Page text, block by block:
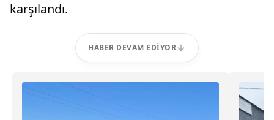
karşılandı.
HABER DEVAM EDIYOR